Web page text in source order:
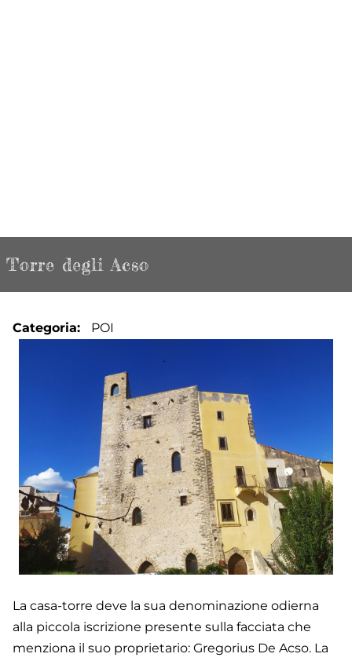
Torre degli Acso
Categoria POI
La casa-torre deve la sua denominazione odierna
alla piccola iscrizione presente sulla facciata che
menziona il suo proprietario: Gregorius De Acso. La